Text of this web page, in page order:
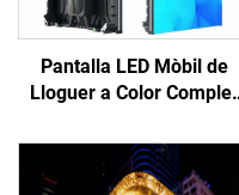
Pantalla LED Mòbil de
Lloguer a Color Complet
Il·luminació i Efectes
Visuals